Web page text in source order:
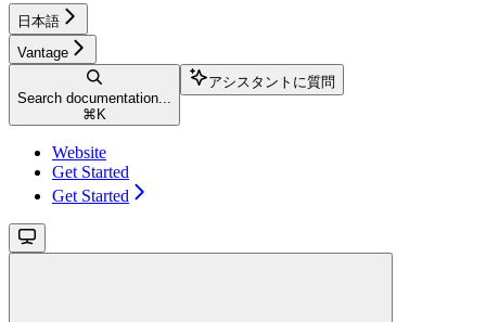
日本語
Vantage
Search documentation...
⌘ K
アシスタントに質問
Website
Get Started
Get Started